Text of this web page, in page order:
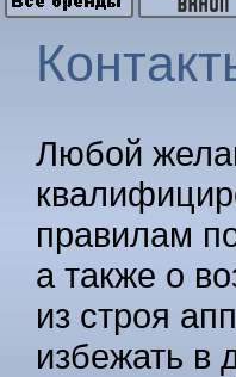
Любой
правилам
а также о
из строя
избежать в